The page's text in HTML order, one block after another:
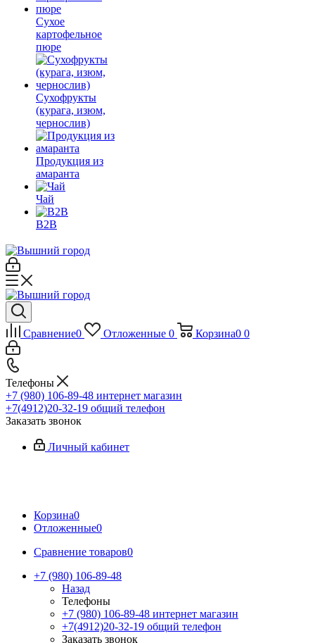
Сухое
картофельное
пюре
Сухофрукты
(курага, изюм,
чернослив)
Продукция из
амаранта
Чай
B2B
Сравнение0 Отложенные 0 Корзина0 0
Телефоны
+7 (980) 106-89-48 интернет магазин
+7(4912)20-32-19 общий телефон
Заказать звонок
Личный кабинет
Корзина0
Отложенные0
Сравнение товаров0
+7 (980) 106-89-48
Назад
Телефоны
+7 (980) 106-89-48 интернет магазин
+7(4912)20-32-19 общий телефон
Заказать звонок